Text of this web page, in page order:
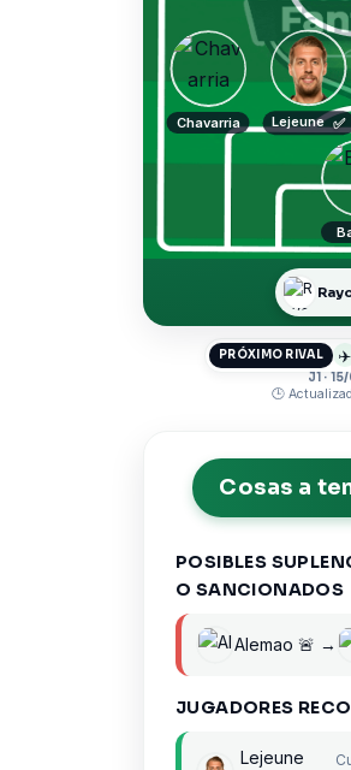
Chavarria Lejeune ✅
PRÓXIMO RIVAL ✈️
J1 ·
🕒
Cosas a
POSIBLES
O SANCIONADOS
Alemao 🚨 →
JUGADORES
Lejeune